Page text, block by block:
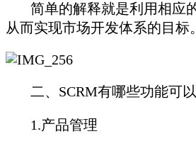
简单的解释就是利用相应的
从而实现市场开发体系的目标。
二、SCRM有哪些功能可以
1.产品管理